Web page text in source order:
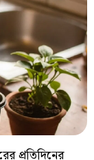
প্রতিদিনের